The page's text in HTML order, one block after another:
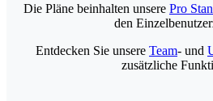
Die Pläne beinhalten unsere Pro
den
Entdecken Sie unsere Team- und
zusätzliche